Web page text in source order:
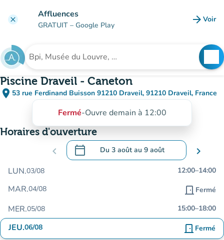
clear Affluences
GRATUIT – Google Play arrow_forward Voir
Rechercher un établissement
Piscine Draveil - Caneton
place 53 rue Ferdinand Buisson 91210 Draveil, 91210 Draveil, France
(ouvrir dans Google Maps)
(nouvel onglet)
Fermé-Ouvre demain à 12:00
Horaires d'ouverture
chevron_left calendar_today Du 3 aoûtau 9 août
.Ouvrir le calendrier pour changer de
chevron_right
LUN.03/08 12:00–14:00
MAR.04/08 door_front Fermé
MER.05/08 15:00–18:00
JEU.06/08 door_front Fermé